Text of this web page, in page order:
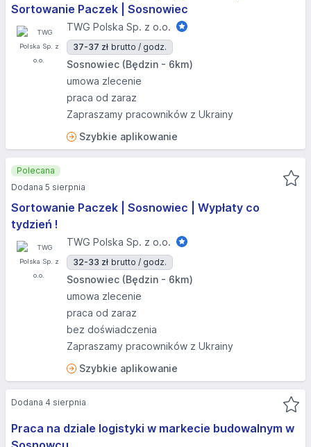
Sortowanie Paczek | Sosnowiec
TWG Polska Sp. z o.o.
37-37 zł brutto / godz.
Sosnowiec (Będzin - 6km)
umowa zlecenie
praca od zaraz
Zapraszamy pracowników z Ukrainy
Szybkie aplikowanie
Sortowanie Paczek | Sosnowiec | Wypłaty co
tydzień !
TWG Polska Sp. z o.o.
32-33 zł brutto / godz.
Sosnowiec (Będzin - 6km)
umowa zlecenie
praca od zaraz
bez doświadczenia
Zapraszamy pracowników z Ukrainy
Szybkie aplikowanie
Polecana
Dodana 5 sierpnia
Praca na dziale logistyki w markecie budowalnym w
Dodana 4 sierpnia